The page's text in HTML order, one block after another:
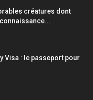
créatures dont
Visa : le passeport pour